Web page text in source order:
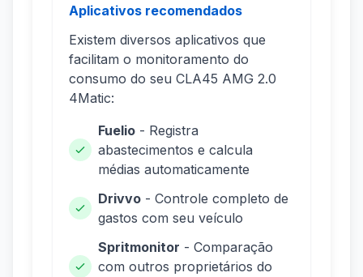
Aplicativos recomendados
Existem diversos aplicativos que
facilitam o monitoramento do
consumo do seu CLA45 AMG 2.0
4Matic:
Fuelio - Registra
abastecimentos e calcula
médias automaticamente
Drivvo - Controle completo de
gastos com seu veículo
Spritmonitor - Comparação
com outros proprietários do